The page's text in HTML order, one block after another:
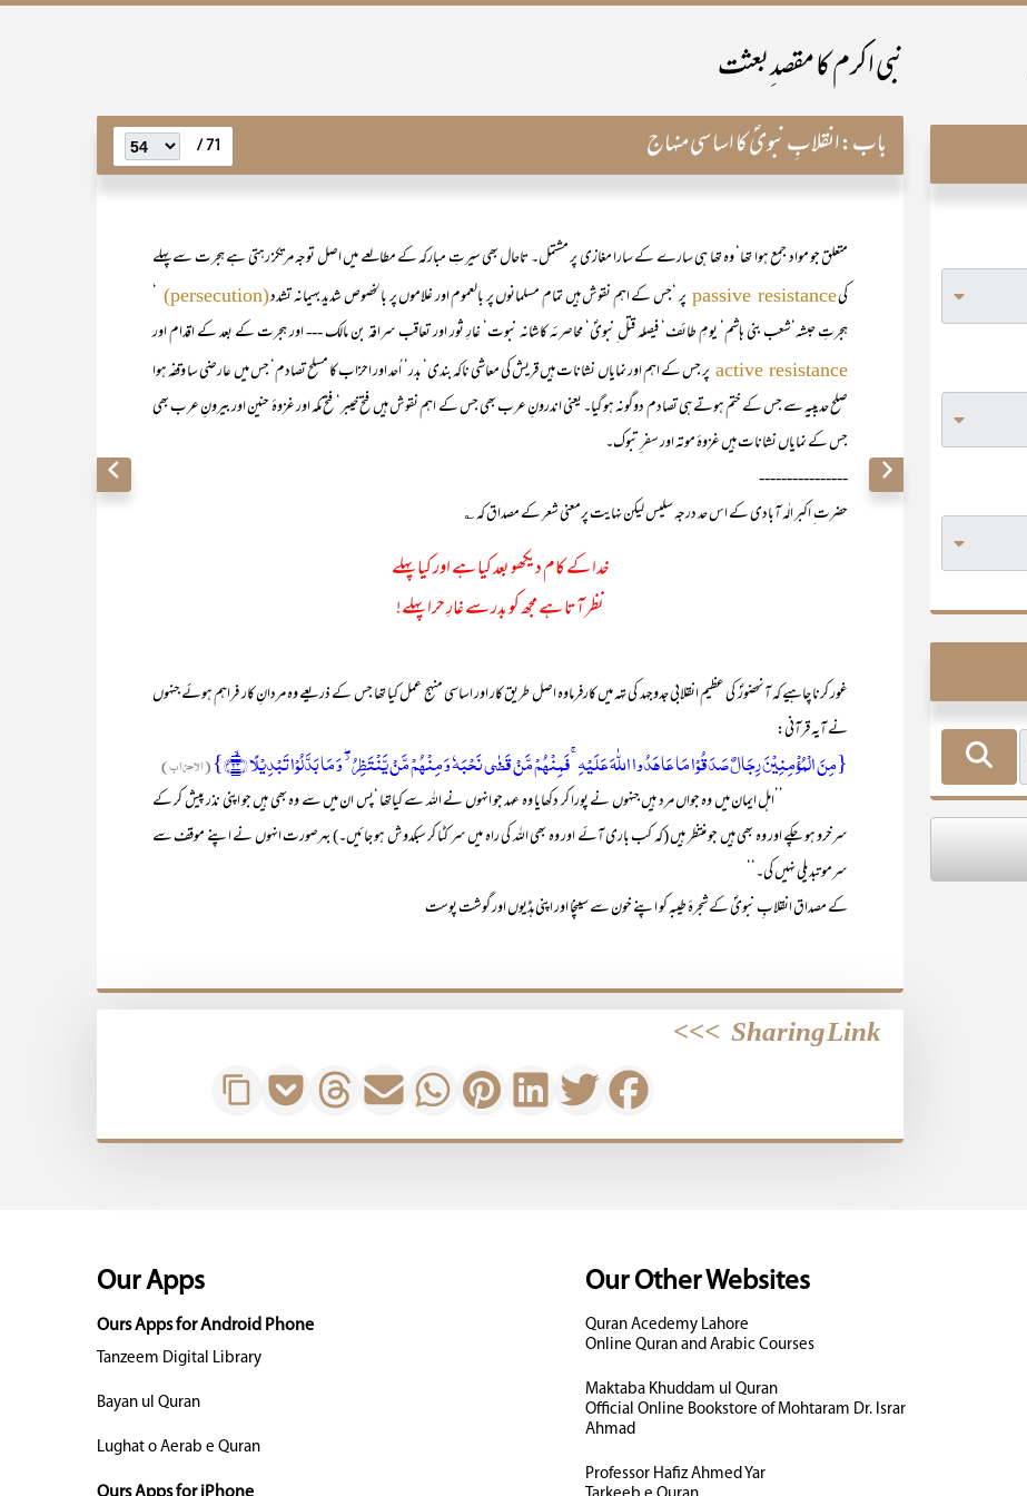
نبی اکرم کا مقصد ِبعثت
باب:انقلابِ نبویؐ کا اساسی منہاج 71 /
متعلق جو مواد جمع ہوا تھا‘ وہ تھا ہی سارے کے سارا مغازی پر مشتمل۔ تاحال بھی سیرتِ مبارکہ کے مطالعے میں اصل توجہ مرتکز رہتی ہے ہجرت سے پہلے
کیpassive resistance پر ‘جس کے اہم نقوش ہیں تمام مسلمانوں پر بالعموم اور غلاموں پر بالخصوص شدید بہیمانہ تشدد(persecution)
ہجرتِ حبشہ‘شعب بنی ہاشم‘ یومِ طائف‘ فیصلہ قتل ِنبویؐ‘ محاصرئہ کاشانہ نبوت‘ غارِ ثور اور تعاقب سراقہ بن مالک --- اور ہجرت کے بعد کے اقدام اور
active resistance پر جس کے اہم اور نمایاں نشانات ہیں قریش کی معاشی ناکہ بندی‘ بدر‘ اُحد اور احزاب کا مسلح تصادم‘ جس میں عارضی سا وقفہ ہوا
صلح حدیبیہ سے جس کے ختم ہوتے ہی تصادم دوگونہ ہو گیا۔ یعنی اندرونِ عرب بھی جس کے اہم نقوش ہیں فتح خیبر‘ فتح مکہ اور غزوۂ حنین اور بیرونِ عرب بھی
جس کے نمایاں نشانات ہیں غزوۂ موتہ اور سفر ِتبوک۔
----------------
حضرت ِ اکبر الٰہ آبادی کے اس حد درجہ سلیس لیکن نہایت پرمعنی شعر کے مصداق کہ ؎
خدا کے کام دیکھو بعد کیا ہے اور کیا پہلے
نظر آتا ہے مجھ کو بدر سے غارِ حرا پہلے!
غور کرنا چاہیے کہ آنحضورؐ کی عظیم انقلابی جدوجہد کی تہہ میں کارفرماوہ اصل طریق کار اور اساسی منہج عمل کیا تھا جس کے ذریعے وہ مردانِ کار فراہم ہوئے جنہوں
نے آیہ قرآنی:
{مِنَ الۡمُؤۡمِنِیۡنَ رِجَالٌ صَدَقُوۡا مَا عَاہَدُوا اللّٰہَ عَلَیۡہِ ۚ فَمِنۡہُمۡ مَّنۡ قَضٰی نَحۡبَہٗ وَ مِنۡہُمۡ مَّنۡ یَّنۡتَظِرُ ۫ۖ وَ مَا بَدَّلُوۡا تَبۡدِیۡلًا ﴿ۙ۲۳﴾} (الاحزاب)
’’اہل ایمان میں وہ جواں مرد ہیں جنہوں نے پورا کر دکھایا وہ عہد جو انہوں نے اللہ سے کیاتھا ‘پس ان میں سے وہ بھی ہیں جو اپنی نذر پیش کر کے
سرخرو ہو چکے اور وہ بھی ہیں جو منتظر ہیں (کہ کب باری آئے اور وہ بھی اللہ کی راہ میں سر کٹا کر سبکدوش ہو جائیں۔) بہرصورت انہوں نے اپنے موقف سے
سرمو تبدیلی نہیں کی۔‘‘
کے مصداق انقلابِ نبویؐ کے شجرۂ طیبہ کو اپنے خون سے سینچا اور اپنی ہڈیوں اور گوشت پوست
Sharing Link
>>>
Our Other Websites
Quran Acedemy Lahore
Online Quran and Arabic Courses
Maktaba Khuddam ul Quran
Official Online Bookstore of Mohtaram Dr. Israr
Ahmad
Professor Hafiz Ahmed Yar
Our Apps
Ours Apps for Android Phone
Tanzeem Digital Library
Bayan ul Quran
Lughat o Aerab e Quran